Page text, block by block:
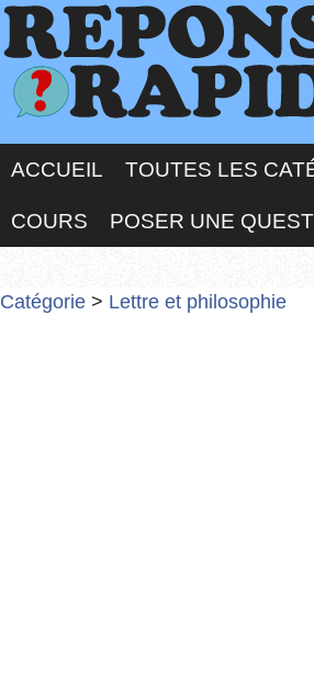
ACCUEIL TOUTES LES
COURS POSER UNE
Catégorie > Lettre et philosophie